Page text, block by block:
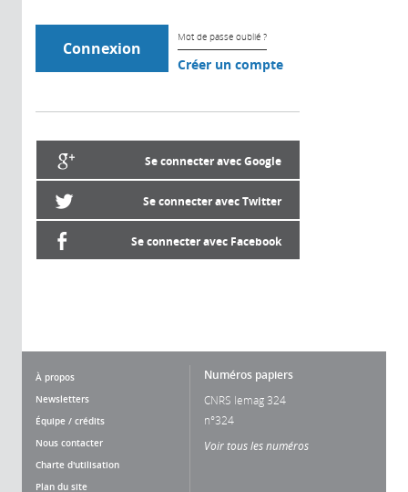
Mot de passe oublié ?
Créer un compte
Se connecter avec Google
Se connecter avec Twitter
Se connecter avec Facebook
À propos
Newsletters
Équipe / crédits
Nous contacter
Charte d'utilisation
Plan du site
Numéros papiers
CNRS lemag 324
n°324
Voir tous les numéros